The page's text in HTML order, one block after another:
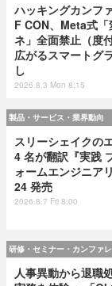
ハッキングカンフ
F CON、Meta式
ネ」全面禁止（度
広がるスマートグ
し
2026.8.3 Mon 8:15
製品・サービス・業界動向
スリーシェイクの
4 名が翻訳『実践
ォームエンジニア
24 発売
2026.8.7 Fri 8:00
研修・セミナー・カンファ
人事異動から退職